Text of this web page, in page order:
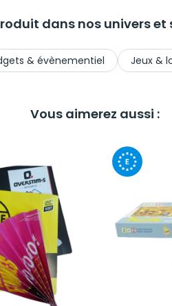
dans nos univers et
& évènementiel Jeux &
Vous aimerez aussi :